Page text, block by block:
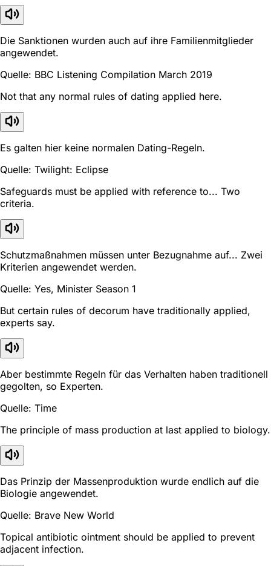
Die Sanktionen wurden auch auf ihre Familienmitglieder
angewendet.
Quelle: BBC Listening Compilation March 2019
Not that any normal rules of dating applied here.
Es galten hier keine normalen Dating-Regeln.
Quelle: Twilight: Eclipse
Safeguards must be applied with reference to... Two
criteria.
Schutzmaßnahmen müssen unter Bezugnahme auf... Zwei
Kriterien angewendet werden.
Quelle: Yes, Minister Season 1
But certain rules of decorum have traditionally applied,
experts say.
Aber bestimmte Regeln für das Verhalten haben traditionell
gegolten, so Experten.
Quelle: Time
The principle of mass production at last applied to biology.
Das Prinzip der Massenproduktion wurde endlich auf die
Biologie angewendet.
Quelle: Brave New World
Topical antibiotic ointment should be applied to prevent
adjacent infection.